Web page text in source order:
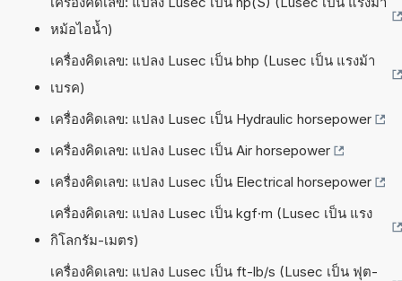
หม้อไอน้ำ)
เครื่องคิดเลข: แปลง Lusec เป็น bhp (Lusec เป็น แรงม้า
เบรค)
เครื่องคิดเลข: แปลง Lusec เป็น Hydraulic horsepower
เครื่องคิดเลข: แปลง Lusec เป็น Air horsepower
เครื่องคิดเลข: แปลง Lusec เป็น Electrical horsepower
เครื่องคิดเลข: แปลง Lusec เป็น kgf·m (Lusec เป็น แรง
กิโลกรัม-เมตร)
เครื่องคิดเลข: แปลง Lusec เป็น ft-lb/s (Lusec เป็น ฟุต-